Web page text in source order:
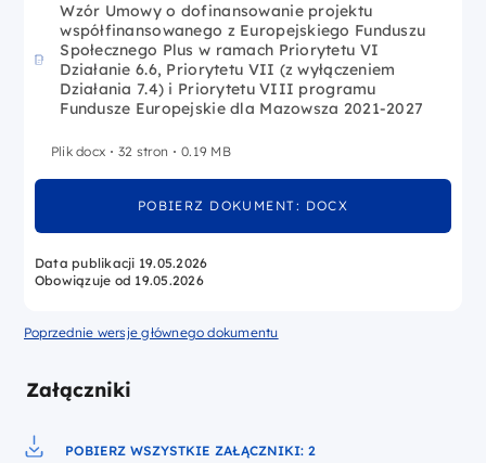
Poprzednie wersje głównego dokumentu
Załączniki
POBIERZ WSZYSTKIE ZAŁĄCZNIKI: 2
Wzór Umowy o dofinansowanie projektu
współfinansowanego z Europejskiego Funduszu
Społecznego Plus w ramach Priorytetu VI
Działanie 6.6, Priorytetu VII (z wyłączeniem
Działania 7.4) i Priorytetu VIII programu
Fundusze Europejskie dla Mazowsza 2021-2027
Plik docx 32 stron 0.19 MB
POBIERZ DOKUMENT: DOCX
Data publikacji 19.05.2026
Obowiązuje od 19.05.2026